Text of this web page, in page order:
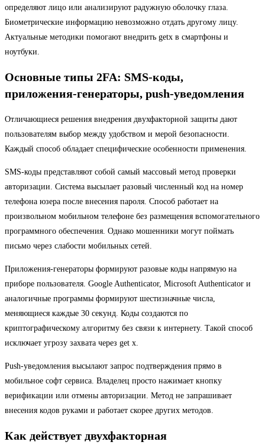
определяют лицо или анализируют радужную оболочку глаза.
Биометрические информацию невозможно отдать другому лицу.
Актуальные методики помогают внедрить getx в смартфоны и
ноутбуки.
Основные типы 2FA: SMS-коды,
приложения‑генераторы, push‑уведомления
Отличающиеся решения внедрения двухфакторной защиты дают
пользователям выбор между удобством и мерой безопасности.
Каждый способ обладает специфические особенности применения.
SMS-коды представляют собой самый массовый метод проверки
авторизации. Система высылает разовый численный код на номер
телефона юзера после внесения пароля. Способ работает на
произвольном мобильном телефоне без размещения вспомогательного
программного обеспечения. Однако мошенники могут поймать
письмо через слабости мобильных сетей.
Приложения-генераторы формируют разовые коды напрямую на
приборе пользователя. Google Authenticator, Microsoft Authenticator и
аналогичные программы формируют шестизначные числа,
меняющиеся каждые 30 секунд. Коды создаются по
криптографическому алгоритму без связи к интернету. Такой способ
исключает угрозу захвата через get x.
Push-уведомления высылают запрос подтверждения прямо в
мобильное софт сервиса. Владелец просто нажимает кнопку
верификации или отмены авторизации. Метод не запрашивает
внесения кодов руками и работает скорее других методов.
Как действует двухфакторная